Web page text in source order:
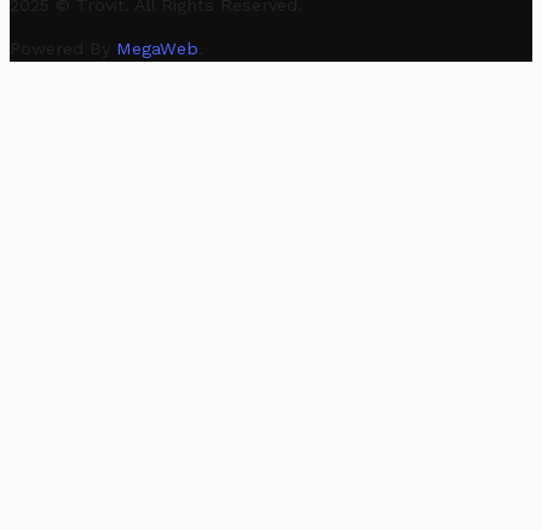
2025 © Trovit. All Rights Reserved.
Powered By MegaWeb